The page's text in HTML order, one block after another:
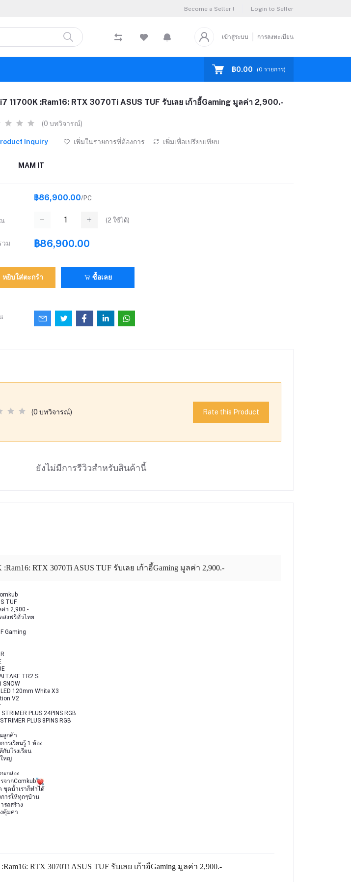
Become a Seller ! Login to Seller
เข้าสู่ระบบ การลงทะเบียน
฿0.00 (0 รายการ)
11700K :Ram16: RTX 3070Ti ASUS TUF รับเลย เก้าอี้Gaming มูลค่า 2,900.-
(0 บทวิจารณ์)
Inquiry เพิ่มในรายการที่ต้องการ เพิ่มเพื่อเปรียบเทียบ
MAM IT
฿86,900.00/PC
(2 ใช้ได้)
วม ฿86,900.00
หยิบใส่ตะกร้า ซื้อเลย
(0 บทวิจารณ์) Rate this Product
ยังไม่มีการรีวิวสำหรับสินค้านี้
:Ram16: RTX 3070Ti ASUS TUF รับเลย เก้าอี้Gaming มูลค่า 2,900.-
TUF
ค่า 2,900.-
ส่งฟรีทั่วไทย
Gaming
TR2 S
SNOW
120mm White X3
V2
PLUS 24PINS RGB
PLUS 8PINS RGB
ลูกค้า
ารเรียนรู้ 1 ห้อง
กับโรงเรียน
หญ่
ะกล่อง
จากComkub
ชุดน้ำเราก็ทำได้
ารให้ทุกๆบ้าน
ถสร้าง
คุ้มค่า
:Ram16: RTX 3070Ti ASUS TUF รับเลย เก้าอี้Gaming มูลค่า 2,900.-